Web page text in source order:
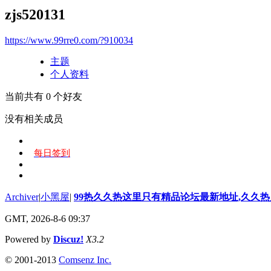
zjs520131
https://www.99rre0.com/?910034
主题
个人资料
当前共有 0 个好友
没有相关成员
每日签到
Archiver|小黑屋| 99热久久热这里只有精品论坛最新地址,久久
GMT, 2026-8-6 09:37
Powered by Discuz! X3.2
© 2001-2013 Comsenz Inc.